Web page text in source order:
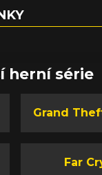
herní série
Grand
Far